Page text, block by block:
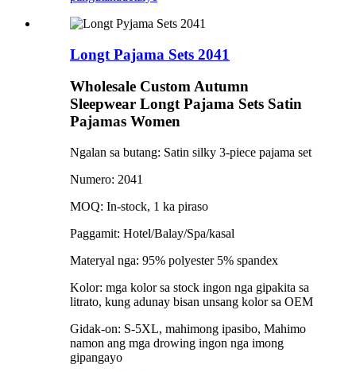
Longt Pajama Sets 2041
Wholesale Custom Autumn
Sleepwear Longt Pajama Sets Satin
Pajamas Women
Ngalan sa butang: Satin silky 3-piece pajama set
Numero: 2041
MOQ: In-stock, 1 ka piraso
Paggamit: Hotel/Balay/Spa/kasal
Materyal nga: 95% polyester 5% spandex
Kolor: mga kolor sa stock ingon nga gipakita sa
litrato, kung adunay bisan unsang kolor sa OEM
Gidak-on: S-5XL, mahimong ipasibo, Mahimo
namon ang mga drowing ingon nga imong
gipangayo